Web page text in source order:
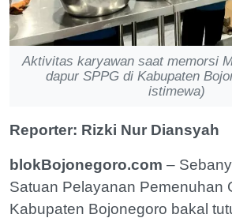
Aktivitas karyawan saat memorsi
dapur SPPG di Kabupaten
istimewa)
Reporter: Rizki Nur Diansyah
blokBojonegoro.com –
Satuan Pelayanan Pemenuhan
Kabupaten Bojonegoro bakal